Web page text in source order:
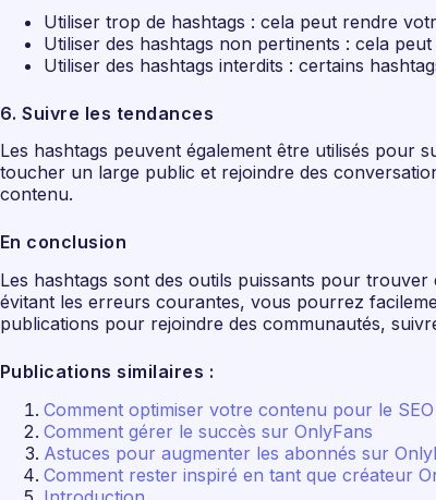
Utiliser trop de hashtags : cela peut rendre
Utiliser des hashtags non pertinents : cela
Utiliser des hashtags interdits : certains
6. Suivre les tendances
Les hashtags peuvent également être utilisés pour
toucher un large public et rejoindre des
contenu.
En conclusion
Les hashtags sont des outils puissants pour
évitant les erreurs courantes, vous pourrez
publications pour rejoindre des communautés,
Publications similaires :
Comment optimiser votre contenu pour le SEO
Comment gérer le succès sur OnlyFans
Astuces pour augmenter les abonnés sur
Comment rester inspiré en tant que créateur